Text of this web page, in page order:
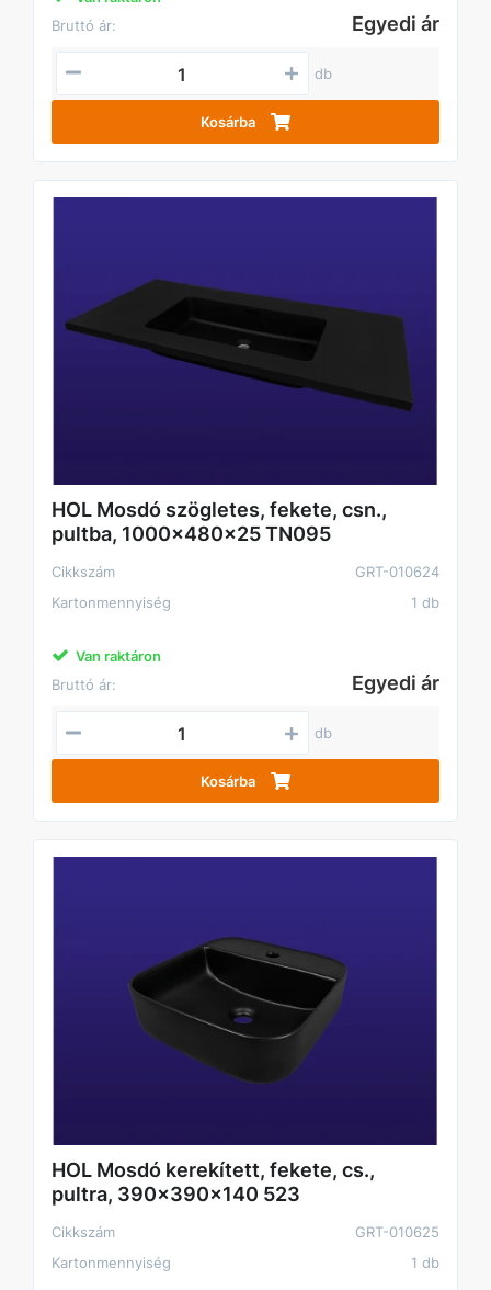
Bruttó ár:
Egyedi ár
db
Kosárba
HOL Mosdó szögletes, fekete, csn.,
pultba, 1000x480x25 TN095
Cikkszám
GRT-010624
Kartonmennyiség
1 db
Van raktáron
Bruttó ár:
Egyedi ár
db
Kosárba
HOL Mosdó kerekített, fekete, cs.,
pultra, 390x390x140 523
Cikkszám
GRT-010625
Kartonmennyiség
1 db